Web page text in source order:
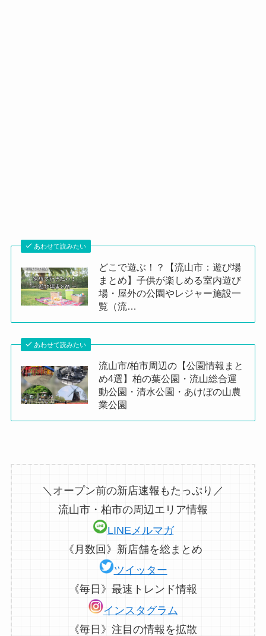
あわせて読みたい
どこで遊ぶ！？【流山市：遊び場
まとめ】子供が楽しめる室内遊び
場・屋外の公園やレジャー施設一
覧（流…
あわせて読みたい
流山市/柏市周辺の【公園情報まと
め4選】柏の葉公園・流山総合運
動公園・清水公園・あけぼの山農
業公園
＼オープン前の新店速報もたっぷり／
流山市・柏市の周辺エリア情報
LINEメルマガ
《月数回》新店舗を総まとめ
ツイッター
《毎日》最速トレンド情報
インスタグラム
《毎日》注目の情報を拡散